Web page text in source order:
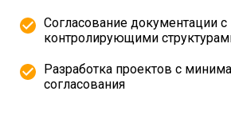
Согласование документации с
контролирующими
Разработка проектов с
согласования